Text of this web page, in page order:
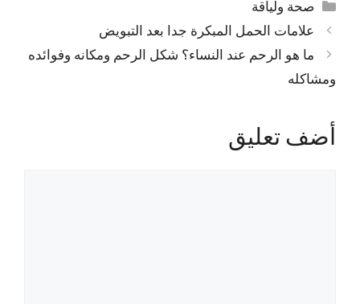
التصنيفات
صحة ولياقة
علامات الحمل المبكرة جدا بعد التبويض
ما هو الرحم عند النساء؟ شكل الرحم ومكانه وفوائده
ومشاكله
أضف تعليق